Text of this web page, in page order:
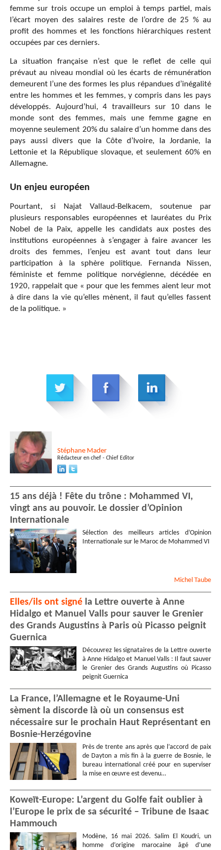
femme sur trois occupe un emploi à temps partiel, mais
l’écart moyen des salaires reste de l’ordre de 25 % au
profit des hommes et les fonctions hiérarchiques restent
occupées par ces derniers.
La situation française n’est que le reflet de celle qui
prévaut au niveau mondial où les écarts de rémunération
demeurent l’une des formes les plus répandues d’inégalité
entre les hommes et les femmes, y compris dans les pays
développés. Aujourd’hui, 4 travailleurs sur 10 dans le
monde sont des femmes, mais une femme gagne en
moyenne seulement 20% du salaire d’un homme dans des
pays aussi divers que la Côte d’Ivoire, la Jordanie, la
Lettonie et la République slovaque, et seulement 60% en
Allemagne.
Un enjeu européen
Pourtant, si Najat Vallaud-Belkacem, soutenue par
plusieurs responsables européennes et lauréates du Prix
Nobel de la Paix, appelle les candidats aux postes des
institutions européennes à s’engager à faire avancer les
droits des femmes, l’enjeu est avant tout dans leur
participation à la sphère politique. Fernanda Nissen,
féministe et femme politique norvégienne, décédée en
1920, rappelait que « pour que les femmes aient leur mot
à dire dans la vie qu’elles mènent, il faut qu’elles fassent
de la politique. »
Stéphane Mader
Rédacteur en chef - Chief Editor
15 ans déjà ! Fête du trône : Mohammed VI,
vingt ans au pouvoir. Le dossier d’Opinion
Internationale
Sélection des meilleurs articles d’Opinion
Internationale sur le Maroc de Mohammed VI
Michel Taube
Elles/ils ont signé la Lettre ouverte à Anne
Hidalgo et Manuel Valls pour sauver le Grenier
des Grands Augustins à Paris où Picasso peignit
Guernica
Découvrez les signataires de la Lettre ouverte
à Anne Hidalgo et Manuel Valls : Il faut sauver
le Grenier des Grands Augustins où Picasso
peignit Guernica
La France, l’Allemagne et le Royaume-Uni
sèment la discorde là où un consensus est
nécessaire sur le prochain Haut Représentant en
Bosnie-Herzégovine
Près de trente ans après que l’accord de paix
de Dayton a mis fin à la guerre de Bosnie, le
bureau international créé pour en superviser
la mise en œuvre est devenu…
Koweït-Europe: L’argent du Golfe fait oublier à
l’Europe le prix de sa sécurité – Tribune de Isaac
Hammouch
Modène, 16 mai 2026. Salim El Koudri, un
homme d’origine marocaine âgé d’une